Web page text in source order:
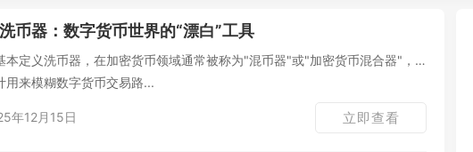
洗币器：数字货币世界的“漂白”工具
本定义洗币器，在加密货币领域通常被称为"混币器"或"加密货币混合器"，
用来模糊数字货币交易路...
年12月15日 立即查看